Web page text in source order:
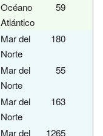
Océano
Atlántico
59
Mar del
Norte
180
Mar del
Norte
55
Mar del
Norte
163
Mar del
1265